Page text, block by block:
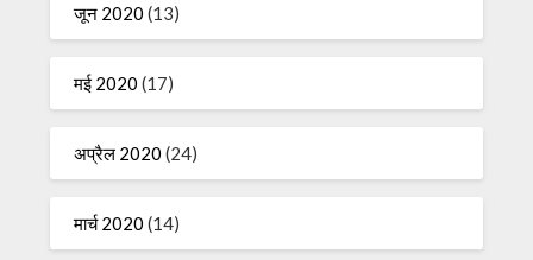
जून 2020 (13)
मई 2020 (17)
अप्रैल 2020 (24)
मार्च 2020 (14)